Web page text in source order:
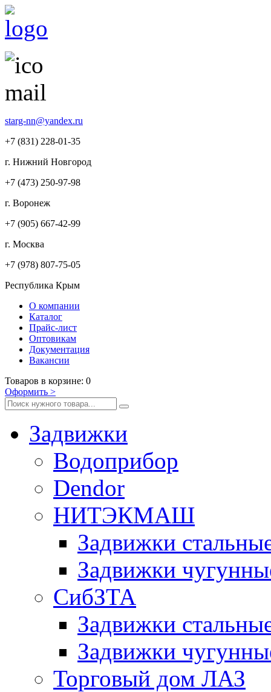
starg-nn@yandex.ru
+7 (831) 228-01-35
г. Нижний Новгород
+7 (473) 250-97-98
г. Воронеж
+7 (905) 667-42-99
г. Москва
+7 (978) 807-75-05
Республика Крым
О компании
Каталог
Прайс-лист
Оптовикам
Документация
Вакансии
Товаров в корзине: 0
Оформить >
Задвижки
Водоприбор
Dendor
НИТЭКМАШ
Задвижки
Задвижки
СибЗТА
Задвижки
Задвижки
Торговый дом ЛАЗ